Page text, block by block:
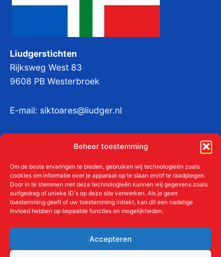
Beheer toestemming
Om de beste ervaringen te bieden, gebruiken wij technologieën zoals
cookies om informatie over je apparaat op te slaan en/of te raadplegen.
Door in te stemmen met deze technologieën kunnen wij gegevens zoals
surfgedrag of unieke ID's op deze site verwerken. Als je geen
toestemming geeft of uw toestemming intrekt, kan dit een nadelige
invloed hebben op bepaalde functies en mogelijkheden.
Accepteren
Liudgerstichten
Rijksweg West 83
9608 PB Westerbroek
E-mail: siktoares@liudger.nl
KvKnr:41011712
Meer over de Liudgerstichten
Aanmelden als donateur
ANBI